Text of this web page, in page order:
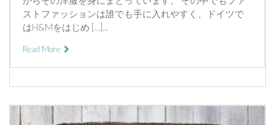
ストファッションは誰でも手に入れやすく、ドイツで
はH&Mをはじめ […]...
Read More